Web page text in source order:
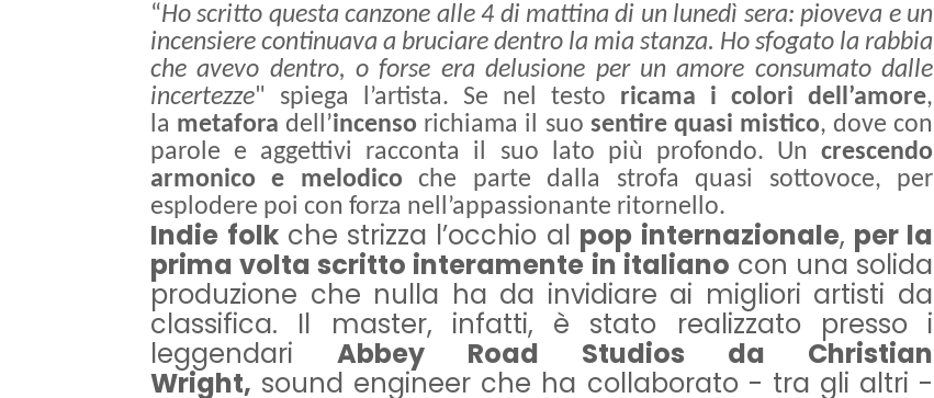
“Ho scritto questa canzone alle 4 di mattina di un lunedì sera: pioveva e un
incensiere continuava a bruciare dentro la mia stanza. Ho sfogato la rabbia
che avevo dentro, o forse era delusione per un amore consumato dalle
incertezze" spiega l’artista. Se nel testo ricama i colori dell’amore,
la metafora dell’incenso richiama il suo sentire quasi mistico, dove con
parole e aggettivi racconta il suo lato più profondo. Uncrescendo
armonico e melodico che parte dalla strofa quasi sottovoce, per
esplodere poi con forza nell’appassionante ritornello.
Indie folk che strizza l’occhio al pop internazionale, per la
prima volta scritto interamente in italiano con una solida
produzione che nulla ha da invidiare ai migliori artisti da
classifica. Il master, infatti, è stato realizzato presso i
leggendariAbbey Road Studios da Christian
Wright, sound engineer che ha collaborato - tra gli altri -